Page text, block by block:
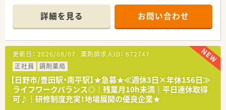
り、業務と休憩の時間を明確に分ける社風が浸透しています。
とりの患者様に対して丁寧に向き合える環境が整っています。
■近隣のクリニックに合わせた診療科目を応需しており、糖尿病
内科やリハビリテーション科などの処方箋も扱っています。
【法人特徴について】
■八王子市内に密着して3店舗を展開しており、地域住民の健康
を支える「かかりつけ薬局」としての役割を担っています。
■駅前やクリニックビルなど多様な形態での出店を行っており、
地域ニーズに合わせた店舗運営を強みとしている会社です。
■全店舗においてお昼の時間帯に一度薬局を閉める運用を徹底
しており、従業員の休息と業務の質向上を両立させています。
詳細を見る お問い合わせ
更新日： 2026/08/07 薬剤師求人ID： 672747
正社員
調剤薬局
【日野市/豊田駅・南平駅】★急募★≪週休3日×年休156日≫
ライフワークバランス◎｜残業月10h未満｜平日連休取得
可♪｜研修制度充実！地場展開の優良企業★